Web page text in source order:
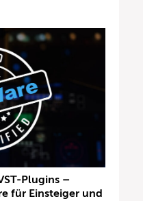
Plugins –
für Einsteiger und